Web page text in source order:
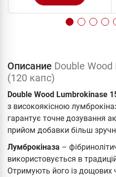
Описание Double
(120 капс)
Double Wood Lumbrokinase
з високоякісною
гарантує точне дозування
прийом добавки більш
Лумброкіназа –
використовується в
Отримують його із дощових